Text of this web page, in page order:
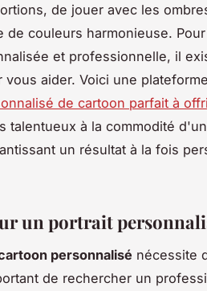
de jouer avec les
couleurs harmonieuse.
et professionnelle, il
aider. Voici une
de cartoon parfait à
talentueux à la commodité d'un
un résultat à la fois
un portrait
personnalisé nécessite
de rechercher un